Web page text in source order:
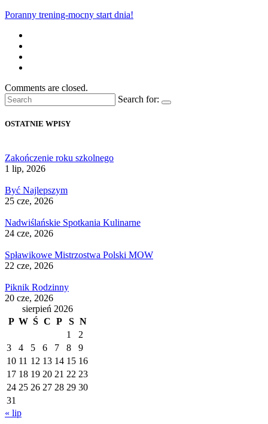
Poranny trening-mocny start dnia!
Comments are closed.
Search for:
OSTATNIE WPISY
Zakończenie roku szkolnego
1 lip, 2026
Być Najlepszym
25 cze, 2026
Nadwiślańskie Spotkania Kulinarne
24 cze, 2026
Spławikowe Mistrzostwa Polski MOW
22 cze, 2026
Piknik Rodzinny
20 cze, 2026
sierpień 2026
P W Ś C P S N
1
2
3
4 5 6 7 8
9
10 11 12 13 14 15 16
17 18 19 20 21 22 23
24 25 26 27 28 29 30
31
« lip